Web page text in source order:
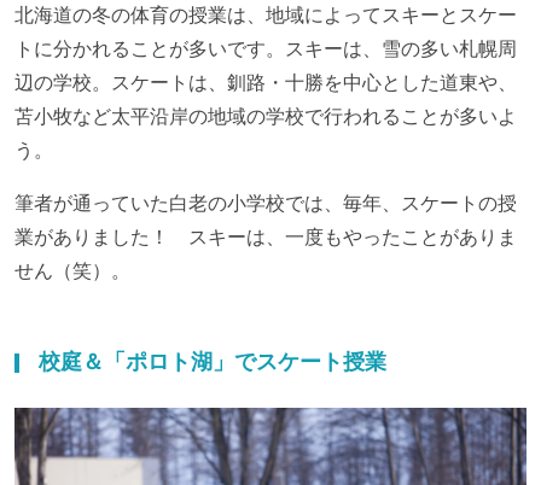
北海道の冬の体育の授業は、地域によってスキーとスケー
トに分かれることが多いです。スキーは、雪の多い札幌周
辺の学校。スケートは、釧路・十勝を中心とした道東や、
苫小牧など太平沿岸の地域の学校で行われることが多いよ
う。
筆者が通っていた白老の小学校では、毎年、スケートの授
業がありました！ スキーは、一度もやったことがありま
せん（笑）。
校庭＆「ポロト湖」でスケート授業